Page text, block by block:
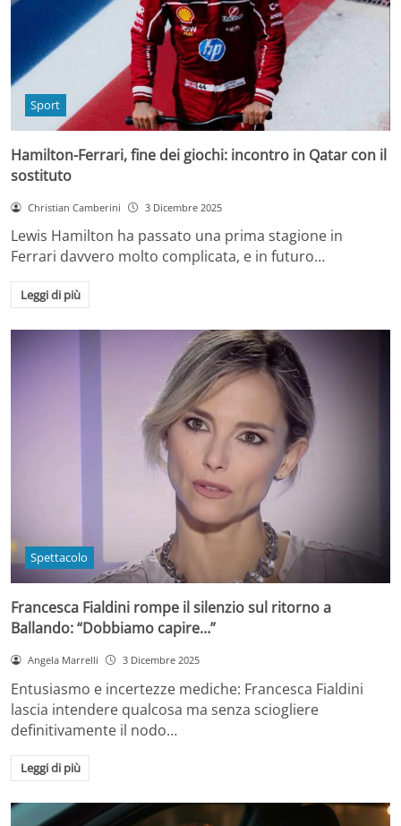
Sport
Hamilton-Ferrari, fine dei giochi: incontro in Qatar con il
sostituto
Christian Camberini 3 Dicembre 2025
Lewis Hamilton ha passato una prima stagione in
Ferrari davvero molto complicata, e in futuro…
Leggi di più
Spettacolo
Francesca Fialdini rompe il silenzio sul ritorno a
Ballando: “Dobbiamo capire…”
Angela Marrelli 3 Dicembre 2025
Entusiasmo e incertezze mediche: Francesca Fialdini
lascia intendere qualcosa ma senza sciogliere
definitivamente il nodo…
Leggi di più